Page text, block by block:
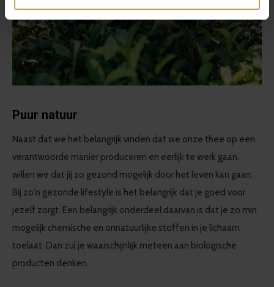
Puur natuur
Naast dat we het belangrijk vinden dat we onze thee op een
verantwoorde manier produceren en eerlijk te werk gaan,
willen we dat jij zo gezond mogelijk door het leven kan gaan.
Bij zo'n gezonde lifestyle is het belangrijk dat je goed voor
jezelf zorgt. Een belangrijk onderdeel daarvan is dat je zo min
mogelijk chemische en onnatuurlijke stoffen in je lichaam
toelaat. Dan zul je waarschijnlijk meteen aan biologische
producten denken.